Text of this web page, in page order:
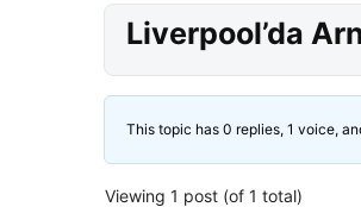
Liverpool’da
This topic has 0 replies, 1 voice,
Viewing 1 post (of 1 total)